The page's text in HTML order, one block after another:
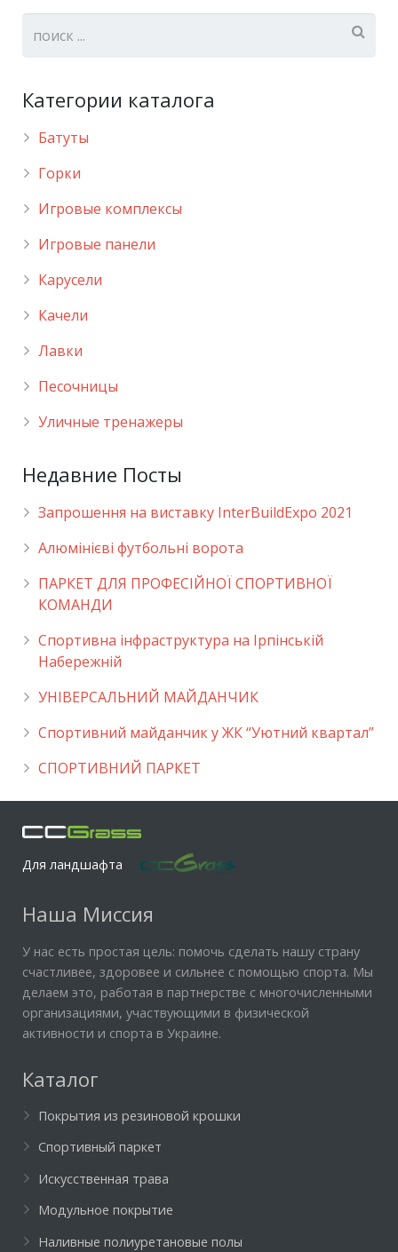
Категории каталога
Батуты
Горки
Игровые комплексы
Игровые панели
Карусели
Качели
Лавки
Песочницы
Уличные тренажеры
Недавние Посты
Запрошення на виставку InterBuildExpo 2021
Алюмінієві футбольні ворота
ПАРКЕТ ДЛЯ ПРОФЕСІЙНОЇ СПОРТИВНОЇ
КОМАНДИ
Спортивна інфраструктура на Ірпінській
Набережній
УНІВЕРСАЛЬНИЙ МАЙДАНЧИК
Cпортивний майданчик у ЖК “Уютний квартал”
СПОРТИВНИЙ ПАРКЕТ
Для ландшафта
Наша Миссия
У нас есть простая цель: помочь сделать нашу страну
счастливее, здоровее и сильнее с помощью спорта. Мы
делаем это, работая в партнерстве с многочисленными
организациями, участвующими в физической
активности и спорта в Украине.
Каталог
Покрытия из резиновой крошки
Спортивный паркет
Искусственная трава
Модульное покрытие
Наливные полиуретановые полы